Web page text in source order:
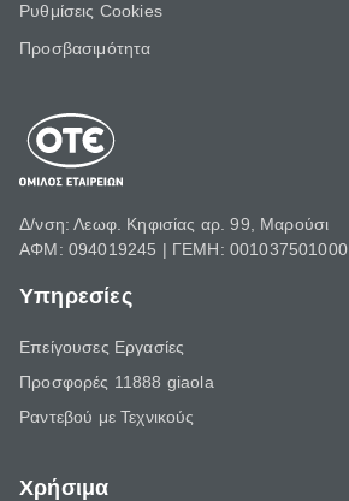
Ρυθμίσεις Cookies
Προσβασιμότητα
Δ/νση: Λεωφ. Κηφισίας αρ. 99, Μαρούσι
ΑΦΜ: 094019245 | ΓΕΜΗ: 001037501000
Υπηρεσίες
Επείγουσες Εργασίες
Προσφορές 11888 giaola
Ραντεβού με Τεχνικούς
Χρήσιμα